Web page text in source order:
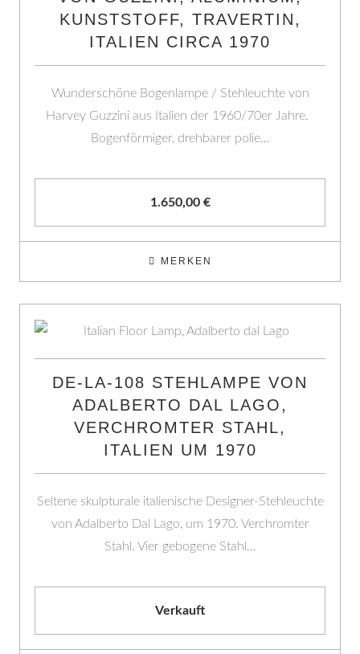
KUNSTSTOFF, TRAVERTIN,
ITALIEN CIRCA 1970
Wunderschöne Bogenlampe / Stehleuchte von
Harvey Guzzini aus Italien der 1960/70er Jahre.
Bogenförmiger, drehbarer polie…
1.650,00 €
MERKEN
DE-LA-108 STEHLAMPE VON
ADALBERTO DAL LAGO,
VERCHROMTER STAHL,
ITALIEN UM 1970
Seltene skulpturale italienische Designer-Stehleuchte
von Adalberto Dal Lago, um 1970. Verchromter
Stahl. Vier gebogene Stahl…
Verkauft